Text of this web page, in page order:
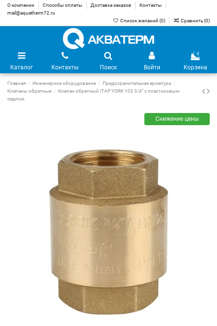
О компании Способы оплаты Доставка заказов
Контакты
mail@aquatherm72.ru
Список желаний (0) Сравнить (0)
Каталог Контакты Поиск Войти
0
Корзина
Главная Инженерное оборудование
Предохранительная арматура
Клапаны обратные
Клапан обратный ITAP YORK 103 3/4" с пластиковым
седлом
Снижение цены